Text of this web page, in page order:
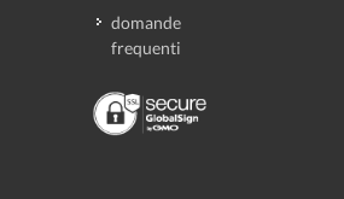
domande
frequenti